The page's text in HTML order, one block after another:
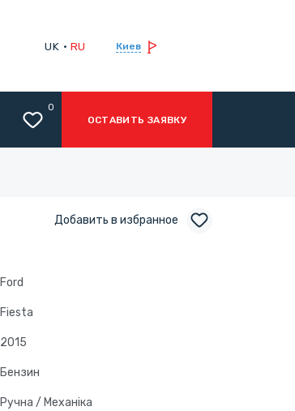
UK RU Киев
0
ОСТАВИТЬ ЗАЯВКУ
Добавить в избранное
Ford
Fiesta
2015
Бензин
Ручна / Механіка